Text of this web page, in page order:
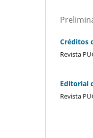
Créditos
Revista
Editorial
Revista